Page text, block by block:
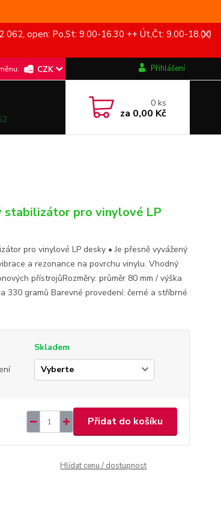
open: Po,St: 9.00-16.30 ++ Út,Čt: 9.00-18.00
CZK Přihlášení
0ks
za 0,00 Kč
stabilizátor pro vinylové LP
pro vinylové LP desky • Je přesně vyvážený
a rezonance na povrchu vinylu. Vhodný
přístrojůRozměry: průměr 80 mm / výška
330 gramů Barevné provedení: černé a stříbrné
Skladem
Přidat do košíku
Hlídat cenu / dostupnost